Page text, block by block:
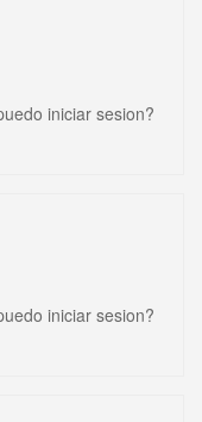
iniciar sesion?
iniciar sesion?